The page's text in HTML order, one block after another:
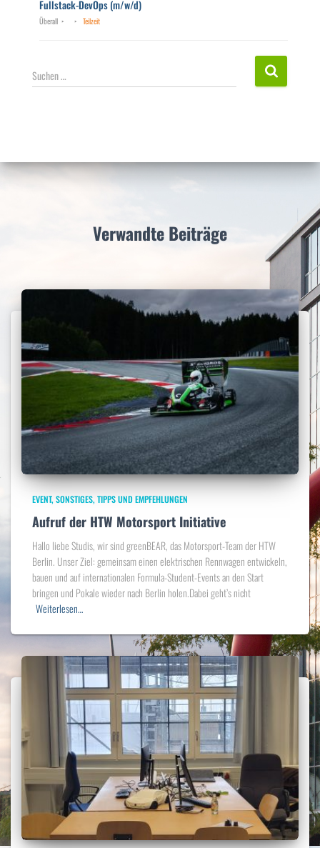
Fullstack-DevOps (m/w/d)
Überall Teilzeit
S
u
n
Suchen …
Verwandte Beiträge
EVENT SONSTIGES TIPPS UND EMPFEHLUNGEN
Aufruf der HTW Motorsport Initiative
Hallo liebe Studis, wir sind greenBEAR, das Motorsport-Team der HTW
Berlin. Unser Ziel: gemeinsam einen elektrischen Rennwagen entwickeln,
bauen und auf internationalen Formula-Student-Events an den Start
bringen und Pokale wieder nach Berlin holen.Dabei geht’s nicht
Weiterlesen…